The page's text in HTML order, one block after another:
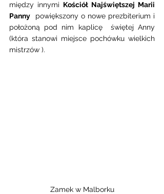
między innymi Kościół Najświętszej Marii
Panny
  powiększony o nowe prezbiterium i
położoną pod nim kaplicę  świętej Anny
(która stanowi miejsce pochówku wielkich
mistrzów ).
Zamek w Malborku